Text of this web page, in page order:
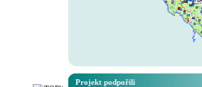
Projekt podpořili